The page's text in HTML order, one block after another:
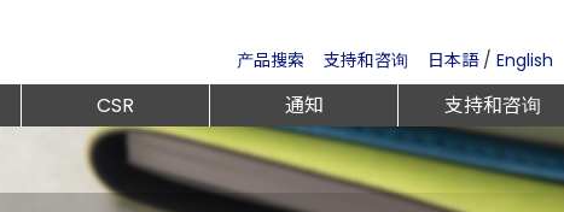
产品搜索 支持和咨询 日本語/ English
CSR 通知 支持和咨询